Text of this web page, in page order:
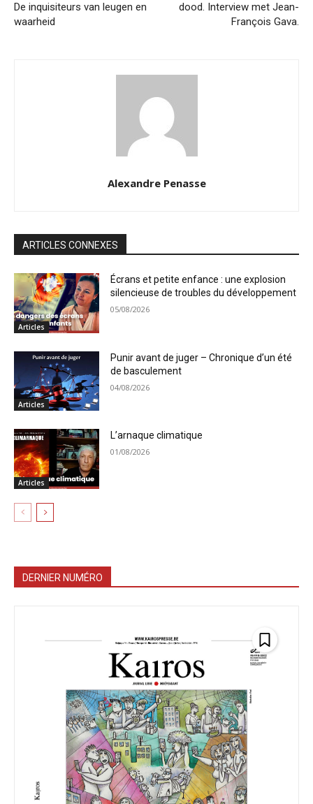
De inquisiteurs van leugen en
waarheid
dood. Interview met Jean-
François Gava.
Alexandre Penasse
ARTICLES CONNEXES
Articles
Écrans et petite enfance : une explosion
silencieuse de troubles du développement
05/08/2026
Articles
Punir avant de juger – Chronique d’un été
de basculement
04/08/2026
Articles
L’arnaque climatique
01/08/2026
DERNIER NUMÉRO